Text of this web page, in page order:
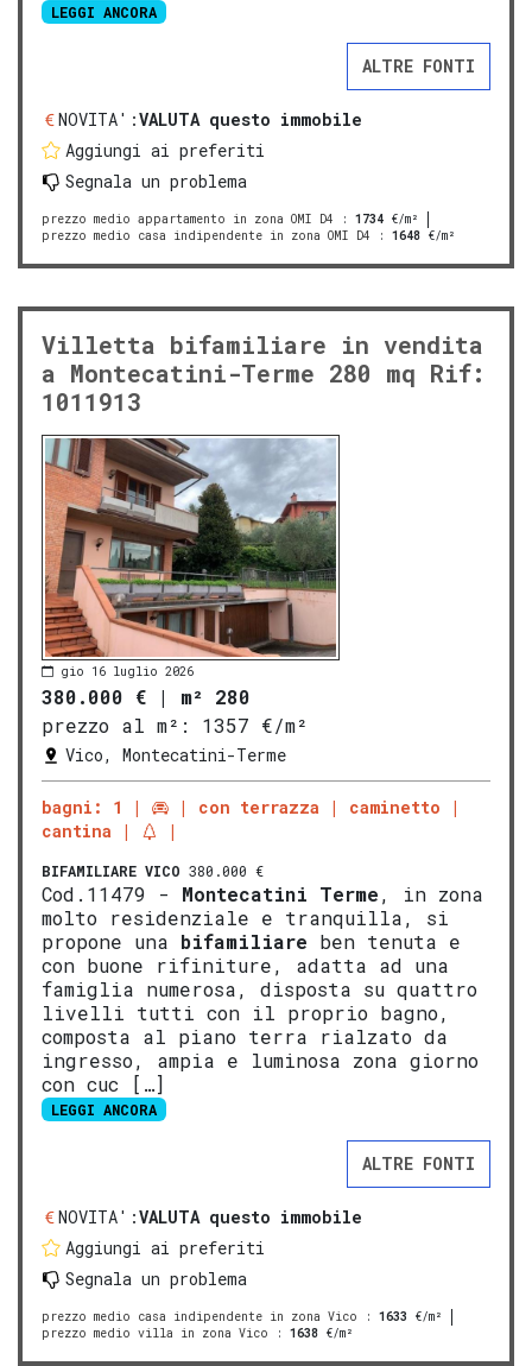
LEGGI ANCORA
ALTRE FONTI
NOVITA':VALUTA questo immobile
Aggiungi ai preferiti
Segnala un problema
prezzo medio appartamento in zona OMI D4 : 1734 €/m²
prezzo medio casa indipendente in zona OMI D4 : 1648 €/m²
Villetta bifamiliare in vendita
a Montecatini-Terme 280 mq Rif:
1011913
gio 16 luglio 2026
380.000 € | m² 280
prezzo al m²:
1357 €/m²
Vico, Montecatini-Terme
bagni: 1 con terrazza
caminetto
cantina
BIFAMILIARE VICO 380.000 €
Cod.11479 - Montecatini Terme, in zona
molto residenziale e tranquilla, si
propone una bifamiliare ben tenuta e
con buone rifiniture, adatta ad una
famiglia numerosa, disposta su quattro
livelli tutti con il proprio bagno,
composta al piano terra rialzato da
ingresso, ampia e luminosa zona giorno
con cuc […]
LEGGI ANCORA
ALTRE FONTI
NOVITA':VALUTA questo immobile
Aggiungi ai preferiti
Segnala un problema
prezzo medio casa indipendente in zona Vico : 1633 €/m²
prezzo medio villa in zona Vico : 1638 €/m²